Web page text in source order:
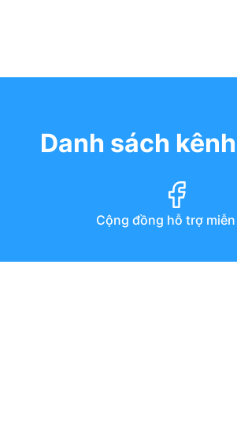
Danh sách
Cộng đồng hỗ trợ